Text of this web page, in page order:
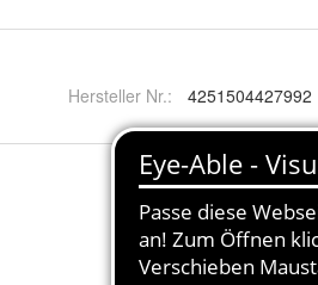
Hersteller Nr.: 4251504427992